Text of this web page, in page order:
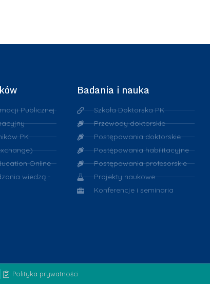
Publicznej
PK
Online
wiedzą -
Badania i nauka
Szkoła Doktorska PK
Przewody doktorskie
Postępowania doktorskie
Postępowania habilitacyjne
Postępowania profesorskie
Projekty naukowe
Konferencje i seminaria
Polityka prywatności